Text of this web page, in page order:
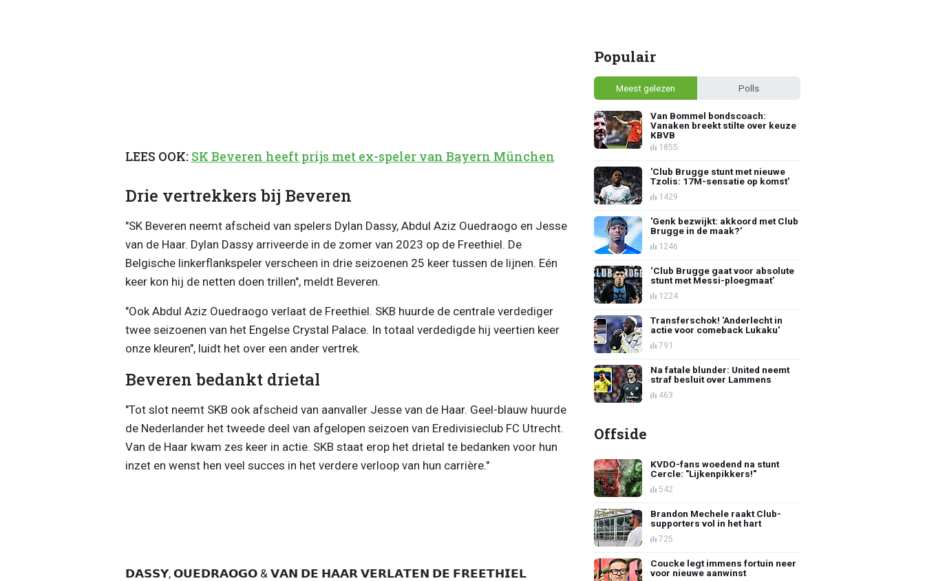
LEES OOK: SK Beveren heeft prijs met ex-speler van Bayern München
Drie vertrekkers bij Beveren
"SK Beveren neemt afscheid van spelers Dylan Dassy, Abdul Aziz Ouedraogo en Jesse
van de Haar. Dylan Dassy arriveerde in de zomer van 2023 op de Freethiel. De
Belgische linkerflankspeler verscheen in drie seizoenen 25 keer tussen de lijnen. Eén
keer kon hij de netten doen trillen", meldt Beveren.
"Ook Abdul Aziz Ouedraogo verlaat de Freethiel. SKB huurde de centrale verdediger
twee seizoenen van het Engelse Crystal Palace. In totaal verdedigde hij veertien keer
onze kleuren", luidt het over een ander vertrek.
Beveren bedankt drietal
"Tot slot neemt SKB ook afscheid van aanvaller Jesse van de Haar. Geel-blauw huurde
de Nederlander het tweede deel van afgelopen seizoen van Eredivisieclub FC Utrecht.
Van de Haar kwam zes keer in actie. SKB staat erop het drietal te bedanken voor hun
inzet en wenst hen veel succes in het verdere verloop van hun carrière."
𝗗𝗔𝗦𝗦𝗬, 𝗢𝗨𝗘𝗗𝗥𝗔𝗢𝗚𝗢 & 𝗩𝗔𝗡 𝗗𝗘 𝗛𝗔𝗔𝗥 𝗩𝗘𝗥𝗟𝗔𝗧𝗘𝗡 𝗗𝗘 𝗙𝗥𝗘𝗘𝗧𝗛𝗜𝗘𝗟
Populair
Meest gelezen Polls
Van Bommel bondscoach:
Vanaken breekt stilte over keuze
KBVB
1855
'Club Brugge stunt met nieuwe
Tzolis: 17M-sensatie op komst'
1429
'Genk bezwijkt: akkoord met Club
Brugge in de maak?'
1246
‘Club Brugge gaat voor absolute
stunt met Messi-ploegmaat’
1224
Transferschok! 'Anderlecht in
actie voor comeback Lukaku'
791
Na fatale blunder: United neemt
straf besluit over Lammens
463
Offside
KVDO-fans woedend na stunt
Cercle: "Lijkenpikkers!"
542
Brandon Mechele raakt Club-
supporters vol in het hart
725
Coucke legt immens fortuin neer
voor nieuwe aanwinst